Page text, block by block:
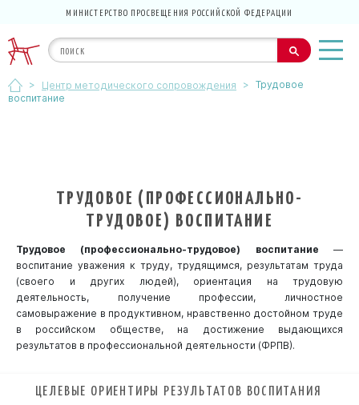
МИНИСТЕРСТВО ПРОСВЕЩЕНИЯ РОССИЙСКОЙ ФЕДЕРАЦИИ
> Центр методического сопровождения > Трудовое
воспитание
ТРУДОВОЕ (ПРОФЕССИОНАЛЬНО-
ТРУДОВОЕ) ВОСПИТАНИЕ
Трудовое (профессионально-трудовое) воспитание —
воспитание уважения к труду, трудящимся, результатам труда
(своего и других людей), ориентация на трудовую
деятельность, получение профессии, личностное
самовыражение в продуктивном, нравственно достойном труде
в российском обществе, на достижение выдающихся
результатов в профессиональной деятельности (ФРПВ).
ЦЕЛЕВЫЕ ОРИЕНТИРЫ РЕЗУЛЬТАТОВ ВОСПИТАНИЯ